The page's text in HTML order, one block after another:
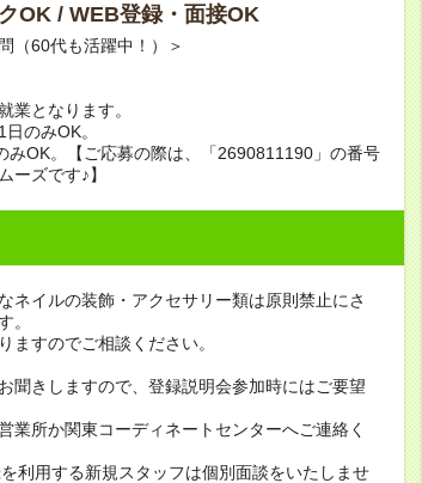
OK / WEB登録・面接OK
（60代も活躍中！）＞
業となります。
のみOK。
みOK。【ご応募の際は、「2690811190」の番号
ーズです♪】
ネイルの装飾・アクセサリー類は原則禁止にさ
。
すのでご相談ください。
聞きしますので、登録説明会参加時にはご要望
業所か関東コーディネートセンターへご連絡く
を利用する新規スタッフは個別面談をいたしませ